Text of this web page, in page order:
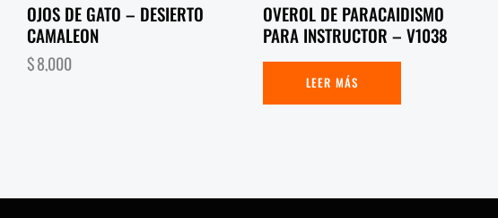
OJOS DE GATO – DESIERTO
CAMALEON
$8,000
OVEROL DE PARACAIDISMO
PARA INSTRUCTOR – V1038
LEER MÁS